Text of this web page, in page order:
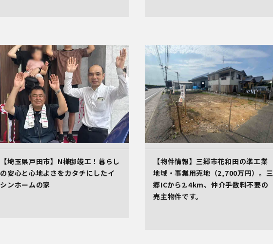
【埼玉県戸田市】N様邸竣工！暮らし
の安心と心地よさをカタチにしたイ
シンホームの家
【物件情報】三郷市花和田の準工業
地域・事業用売地（2,700万円）。三
郷ICから2.4km、仲介手数料不要の
売主物件です。